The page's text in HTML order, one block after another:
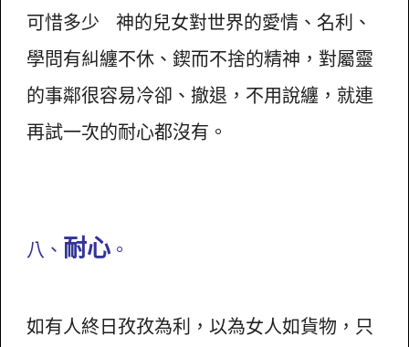
可惜多少 神的兒女對世界的愛情、名利、
學問有糾纏不休、鍥而不捨的精神，對屬靈
的事鄰很容易冷卻、撤退，不用說纏，就連
再試一次的耐心都沒有。
八、 耐心 。
如有人終日孜孜為利，以為女人如貨物，只